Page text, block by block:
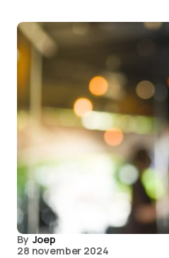
By Joep
28 november 2024